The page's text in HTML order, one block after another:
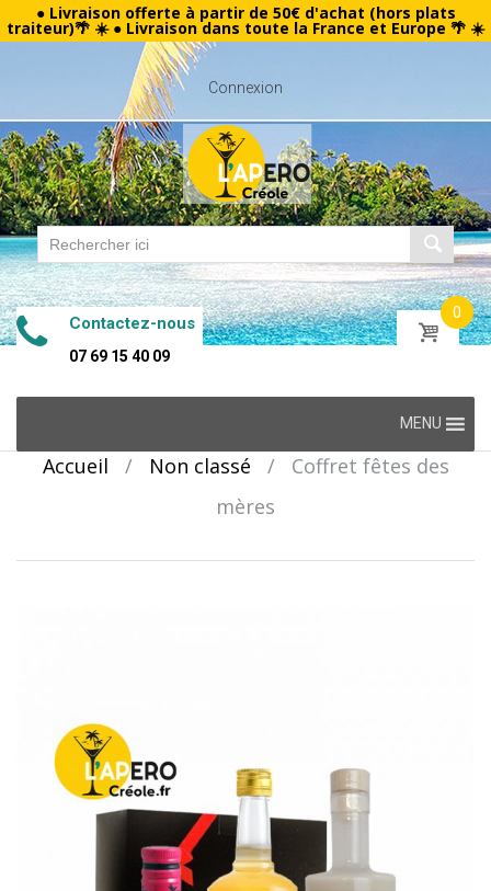
● Livraison offerte à partir de 50€ d'achat (hors plats
traiteur)🌴 ☀️ ● Livraison dans toute la France et Europe 🌴 ☀️
Connexion
Contactez-nous
07 69 15 40 09
0
content
MENU
Accueil / Non classé /
Coffret fêtes des
mères